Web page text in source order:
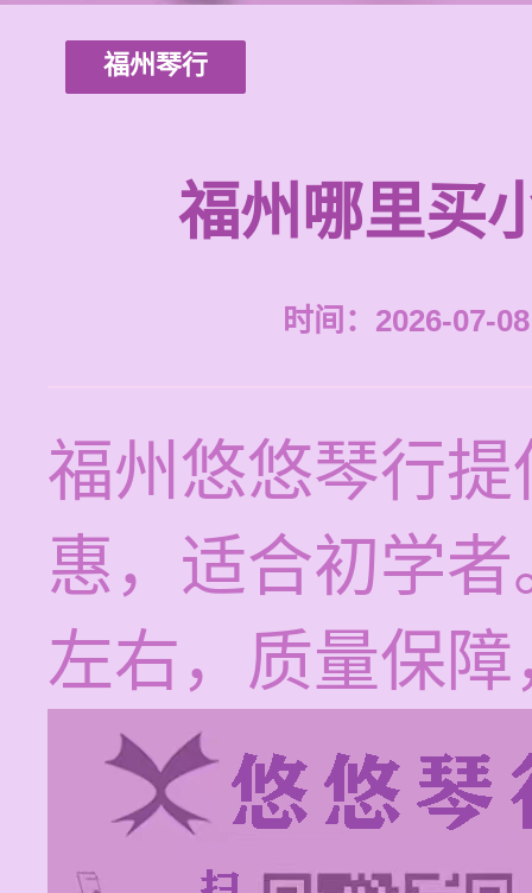
福州琴行
福州哪里买
时间：2026-07-
福州悠悠琴行
惠，适合初学
左右，质量保